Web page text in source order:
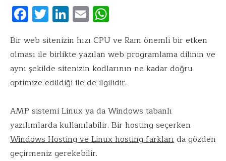
F
ac
e
b
o
k
T
w
it
te
r
Li
n
k
e
dI
n
E
m
ai
l
h
at
s
A
p
Bir web sitenizin hızı CPU ve Ram önemli bir etken
olması ile birlikte yazılan web programlama dilinin ve
aynı şekilde sitenizin kodlarının ne kadar doğru
optimize edildiği ile de ilgilidir.
AMP sistemi Linux ya da Windows tabanlı
yazılımlarda kullanılabilir. Bir hosting seçerken
Windows Hosting ve Linux hosting farklarıda gözden
geçirmeniz gerekebilir.